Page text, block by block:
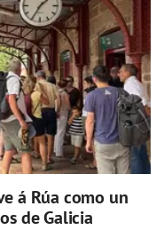
á Rúa como un
de Galicia